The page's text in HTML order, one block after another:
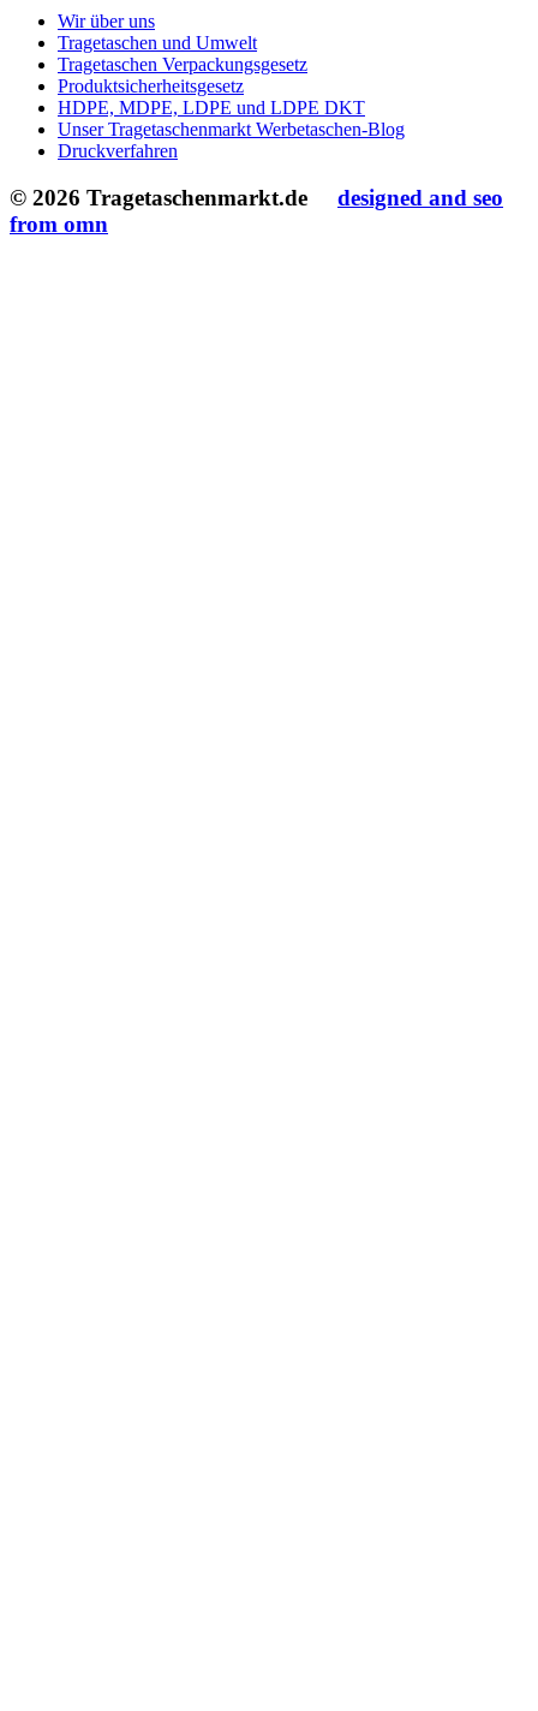
from omn